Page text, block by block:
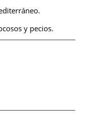
y pecios.